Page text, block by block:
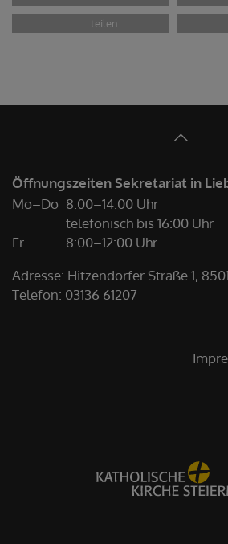
Öffnungszeiten Sekretariat in
Mo–Do 8:00–14:00 Uhr
telefonisch bis 16:00 Uhr
Fr
8:00–12:00 Uhr
Adresse: Hitzendorfer Straße 1,
Telefon: 03136 61207